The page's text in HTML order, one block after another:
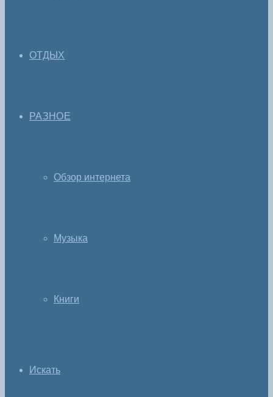
ОТДЫХ
РАЗНОЕ
Обзор интернета
Музыка
Книги
Искать